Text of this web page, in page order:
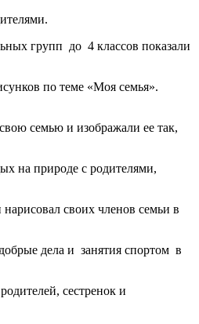
групп до 4 классов показали
по теме «Моя семья».
семью и изображали ее так,
на природе с родителями,
своих членов семьи в
дела и занятия спортом в
сестренок и